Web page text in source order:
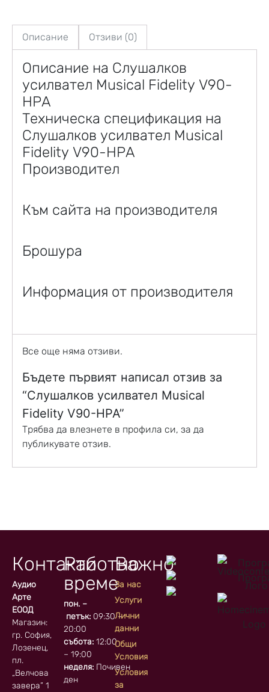
Описание Отзиви (0)
Описание на Слушалков
усилвател Musical Fidelity V90-
HPA
Техническа спецификация на
Слушалков усилвател Musical
Fidelity V90-HPA
Производител
Към сайта на производителя
Брошура
Информация от производителя
Все още няма отзиви.
Бъдете първият написал отзив за
“Слушалков усилвател Musical
Fidelity V90-HPA”
Трябва да влезнете в профила си, за да
публикувате отзив.
Контакти
Аудио
Арте
ЕООД
Магазин:
гр. София, кв.
Лозенец,
пл.
„Велчова
завера” 1
Работно
време
пон. –
петък:09:30 –
20:00
събота:12:00
– 19:00
неделя:Почивен
ден
Важно
За нас
Услуги
Лични
данни
Общи
Условия
Условия
за